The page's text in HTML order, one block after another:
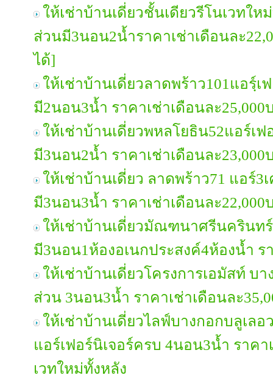
ให้เช่าบ้านเดี่ยวชั้นเดียวรีโนเวทให
ส่วนมี3นอน2น้ำราคาเช่าเดือนละ
ได้]
ให้เช่าบ้านเดี่ยวลาดพร้าว101แอรฺ์เ
มี2นอน3น้ำ ราคาเช่าเดือนละ25,000
ให้เช่าบ้านเดี่ยวพหลโยธิน52แอร์เฟ
มี3นอน2น้ำ ราคาเช่าเดือนละ23,000
ให้เช่าบ้านเดี่ยว ลาดพร้าว71 แอร์3
มี3นอน3น้ำ ราคาเช่าเดือนละ22,000
ให้เช่าบ้านเดี่ยวมัณฑนาศรีนครินท
มี3นอน1ห้องอเนกประสงค์4ห้องน้ำ ร
ให้เช่าบ้านเดี่ยวโครงการเอมัสท์ บ
ส่วน 3นอน3น้ำ ราคาเช่าเดือนละ
ให้เช่าบ้านเดี่ยวไลฟ์บางกอกบลูเล
แอร์เฟอร์นิเจอร์ครบ 4นอน3น้ำ ราคา
เวทใหม่ทั้งหลัง